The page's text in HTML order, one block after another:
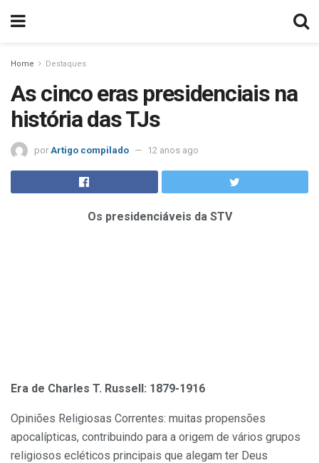
Home Destaques
As cinco eras presidenciais na
história das TJs
por Artigo compilado 12 anos ago
Os presidenciáveis da STV
Era de Charles T. Russell: 1879-1916
Opiniões Religiosas Correntes: muitas propensões
apocalípticas, contribuindo para a origem de vários grupos
religiosos ecléticos principais que alegam ter Deus